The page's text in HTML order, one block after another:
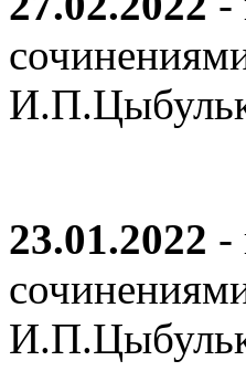
23.01.2022 -